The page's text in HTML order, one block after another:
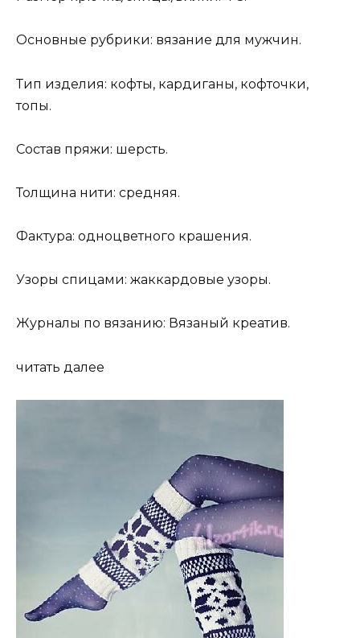
Основные рубрики: вязание для мужчин.
Тип изделия: кофты, кардиганы, кофточки,
топы.
Состав пряжи: шерсть.
Толщина нити: средняя.
Фактура: одноцветного крашения.
Узоры спицами: жаккардовые узоры.
Журналы по вязанию: Вязаный креатив.
читать далее